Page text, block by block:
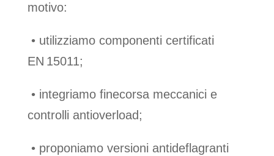
motivo:
• utilizziamo componenti certificati
EN 15011;
• integriamo finecorsa meccanici e
controlli antioverload;
• proponiamo versioni antideflagranti